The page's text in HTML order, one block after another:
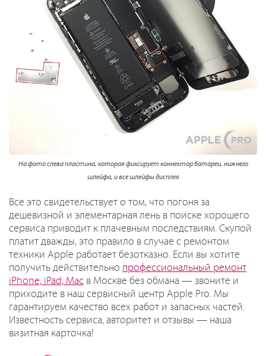
На фото слева пластина, которая фиксирует коннектор батареи, нижнего
шлейфа, и все шлейфы дисплея
Все это свидетельствует о том, что погоня за
дешевизной и элементарная лень в поиске хорошего
сервиса приводит к плачевным последствиям. Скупой
платит дважды, это правило в случае с ремонтом
техники Apple работает безотказно. Если вы хотите
получить действительно профессиональный ремонт
iPhone, iPad, Mac в Москве без обмана — звоните и
приходите в наш сервисный центр Apple Pro. Мы
гарантируем качество всех работ и запасных частей.
Известность сервиса, авторитет и отзывы — наша
визитная карточка!